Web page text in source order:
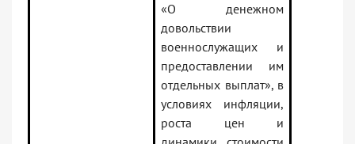
«О денежном
довольствии
военнослужащих и
предоставлении им
отдельных выплат», в
условиях инфляции,
роста цен и